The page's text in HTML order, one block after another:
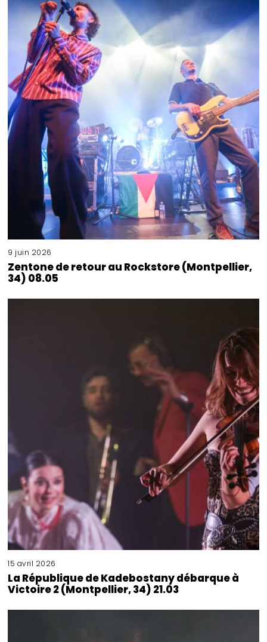
9 juin 2026
Zentone de retour au Rockstore (Montpellier,
34) 08.05
15 avril 2026
La République de Kadebostany débarque à
Victoire 2 (Montpellier, 34) 21.03